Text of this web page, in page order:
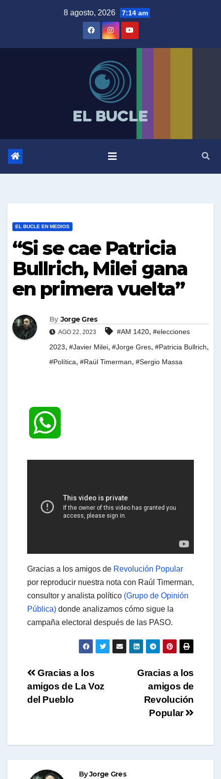
8 agosto, 2026 7:14 am
EL BUCLE EN MEDIOS
“Si se cae Patricia
Bullrich, Milei gana
en primera vuelta”
By Jorge Gres
AGO 22, 2023 #AM 1420, #elecciones
2023, #Javier Milei, #Jorge Gres, #Patricia Bullrich,
#Política, #Raúl Timerman, #Sergio Massa
A
p
Gracias a los amigos de Revolución Popular
por reproducir nuestra nota con Raúl Timerman,
consultor y analista político (Grupo de Opinión
Pública) donde analizamos cómo sigue la
campaña electoral después de las PASO.
Navegación
de
Gracias a los
amigos de
Revolución
Popular
Gracias a los
amigos de La Voz
del Pueblo
ByJorge Gres